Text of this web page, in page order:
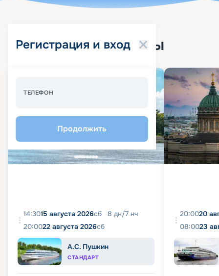
Регистрация и вход
ТЕЛЕФОН
Продолжить
Популярные круизы
14:3015 августа 2026сб 8 дн/7 нч
20:0022 августа 2026сб
А.С. Пушкин
СТАНДАРТ
20:0020
08:0023